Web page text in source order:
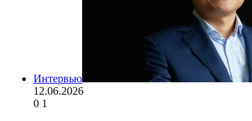
Интервью
12.06.2026
0 1